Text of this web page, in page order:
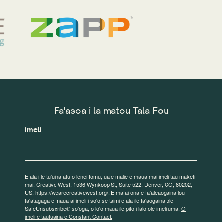
Fa'asoa i la matou Tala Fou
imeli
E ala i le tu'uina atu o lenei fomu, ua e malie e maua mai imeli tau maketi
mai: Creative West, 1536 Wynkoop St, Suite 522, Denver, CO, 80202,
US, https://wearecreativewest.org/. E mafai ona e fa'aleaogaina lou
fa'atagaga e maua ai imeli i so'o se taimi e ala ile fa'aogaina ole
SafeUnsubscribe® so'oga, o lo'o maua ile pito i lalo ole imeli uma. O
imeli e tautuaina e Constant Contact.